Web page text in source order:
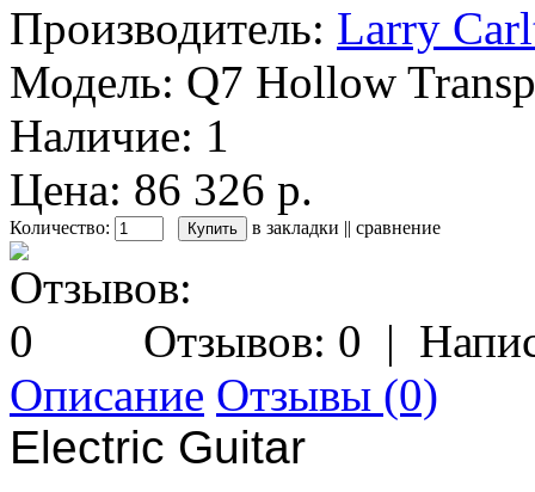
Производитель: Larry
Модель: Q7 Hollow
Наличие: 1
Цена: 86 326 р.
Количество: в закладки || сравнение
Отзывов: 0 |
Описание Отзывы (0)
Electric Guitar